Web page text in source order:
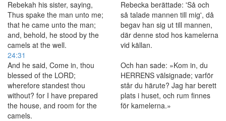
Rebekah his sister, saying,
Thus spake the man unto me;
that he came unto the man;
and, behold, he stood by the
camels at the well.
Rebecka berättade: 'Så och
så talade mannen till mig', då
begav han sig ut till mannen,
där denne stod hos kamelerna
vid källan.
24:31
And he said, Come in, thou
blessed of the LORD;
wherefore standest thou
without? for I have prepared
the house, and room for the
camels.
Och han sade: »Kom in, du
HERRENS välsignade; varför
står du härute? Jag har berett
plats i huset, och rum finnes
för kamelerna.»